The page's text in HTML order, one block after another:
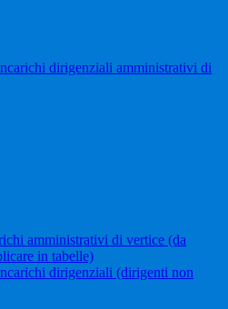
dirigenziali amministrativi di
amministrativi di vertice (da
in tabelle)
dirigenziali (dirigenti non